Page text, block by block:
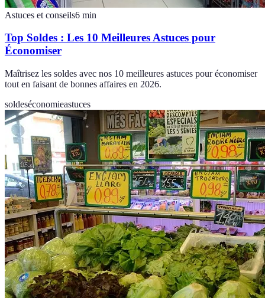
Astuces et conseils6 min
Top Soldes : Les 10 Meilleures Astuces pour
Économiser
Maîtrisez les soldes avec nos 10 meilleures astuces pour économiser
tout en faisant de bonnes affaires en 2026.
soldeséconomieastuces